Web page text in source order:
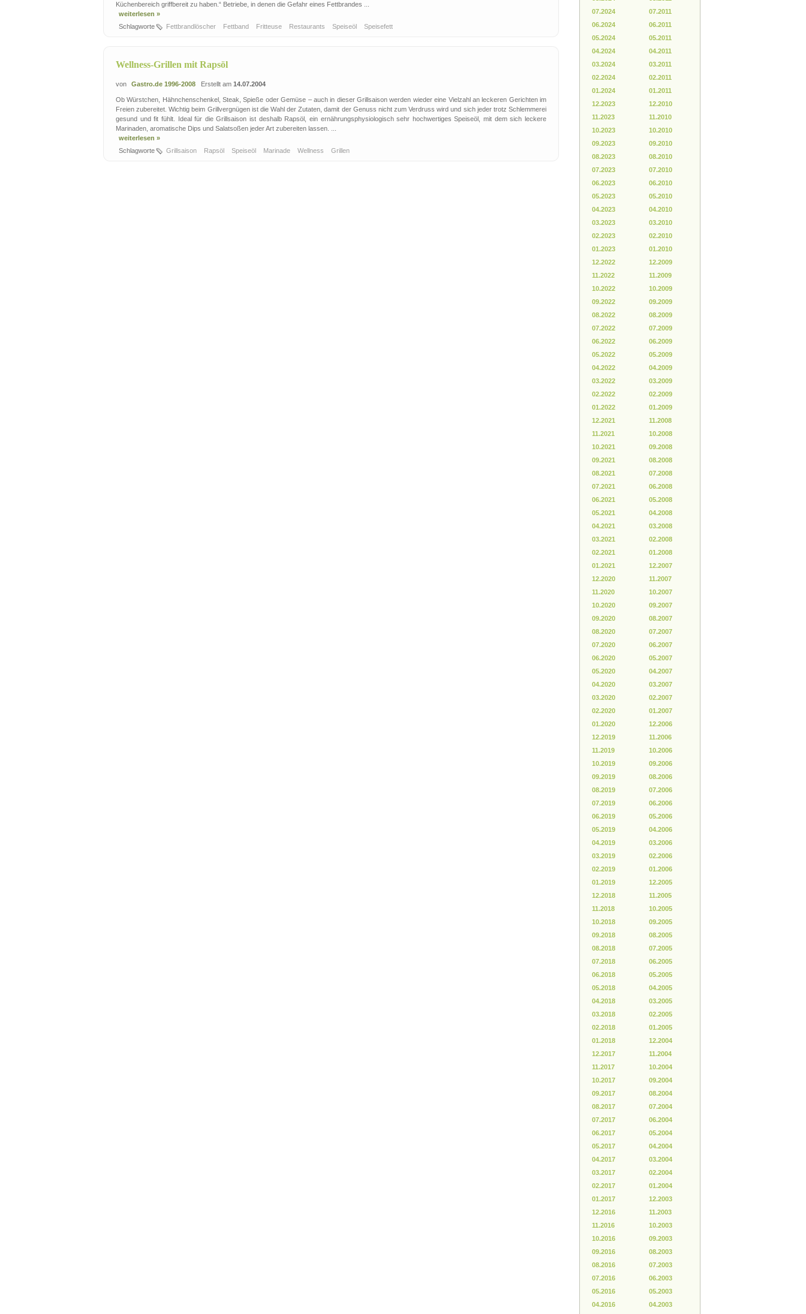
Küchenbereich griffbereit zu haben.“ Betriebe, in denen die Gefahr eines Fettbrandes ...
weiterlesen »
Schlagworte
Fettbrandlöscher Fettband Fritteuse Restaurants Speiseöl Speisefett
Wellness-Grillen mit Rapsöl
von Gastro.de 1996-2008 Erstellt am 14.07.2004
Ob Würstchen, Hähnchenschenkel, Steak, Spieße oder Gemüse – auch in dieser Grillsaison werden wieder eine Vielzahl an leckeren Gerichten im
Freien zubereitet. Wichtig beim Grillvergnügen ist die Wahl der Zutaten, damit der Genuss nicht zum Verdruss wird und sich jeder trotz Schlemmerei
gesund und fit fühlt. Ideal für die Grillsaison ist deshalb Rapsöl, ein ernährungsphysiologisch sehr hochwertiges Speiseöl, mit dem sich leckere
Marinaden, aromatische Dips und Salatsoßen jeder Art zubereiten lassen. ...
weiterlesen »
Schlagworte
Grillsaison Rapsöl Speiseöl Marinade Wellness Grillen
07.2024
06.2024
05.2024
04.2024
03.2024
02.2024
01.2024
12.2023
11.2023
10.2023
09.2023
08.2023
07.2023
06.2023
05.2023
04.2023
03.2023
02.2023
01.2023
12.2022
11.2022
10.2022
09.2022
08.2022
07.2022
06.2022
05.2022
04.2022
03.2022
02.2022
01.2022
12.2021
11.2021
10.2021
09.2021
08.2021
07.2021
06.2021
05.2021
04.2021
03.2021
02.2021
01.2021
12.2020
11.2020
10.2020
09.2020
08.2020
07.2020
06.2020
05.2020
04.2020
03.2020
02.2020
01.2020
12.2019
11.2019
10.2019
09.2019
08.2019
07.2019
06.2019
05.2019
04.2019
03.2019
02.2019
01.2019
12.2018
11.2018
10.2018
09.2018
08.2018
07.2018
06.2018
05.2018
04.2018
03.2018
02.2018
01.2018
12.2017
11.2017
10.2017
09.2017
08.2017
07.2017
06.2017
05.2017
04.2017
03.2017
02.2017
01.2017
12.2016
11.2016
10.2016
09.2016
08.2016
07.2016
05.2016
04.2016
07.2011
06.2011
05.2011
04.2011
03.2011
02.2011
01.2011
12.2010
11.2010
10.2010
09.2010
08.2010
07.2010
06.2010
05.2010
04.2010
03.2010
02.2010
01.2010
12.2009
11.2009
10.2009
09.2009
08.2009
07.2009
06.2009
05.2009
04.2009
03.2009
02.2009
01.2009
11.2008
10.2008
09.2008
08.2008
07.2008
06.2008
05.2008
04.2008
03.2008
02.2008
01.2008
12.2007
11.2007
10.2007
09.2007
08.2007
07.2007
06.2007
05.2007
04.2007
03.2007
02.2007
01.2007
12.2006
11.2006
10.2006
09.2006
08.2006
07.2006
06.2006
05.2006
04.2006
03.2006
02.2006
01.2006
12.2005
11.2005
10.2005
09.2005
08.2005
07.2005
06.2005
05.2005
04.2005
03.2005
02.2005
01.2005
12.2004
11.2004
10.2004
09.2004
08.2004
07.2004
06.2004
05.2004
04.2004
03.2004
02.2004
01.2004
12.2003
11.2003
10.2003
09.2003
08.2003
07.2003
06.2003
05.2003
04.2003